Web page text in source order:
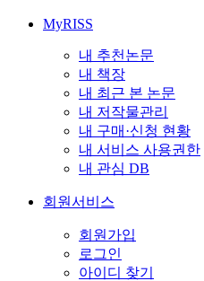
MyRISS
내 추천논문
내 책장
내 최근 본 논문
내 저작물관리
내 구매·신청 현황
내 서비스 사용권한
내 관심 DB
회원서비스
회원가입
로그인
아이디 찾기